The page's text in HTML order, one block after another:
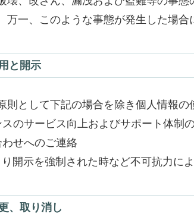
万一、このような事態が発生した場合
と開示
則として下記の場合を除き個人情報の
のサービス向上およびサポート体制
せへのご連絡
開示を強制された時など不可抗力に
、取り消し